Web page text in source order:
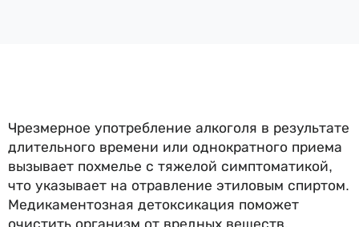
Чрезмерное употребление алкоголя в результате
длительного времени или однократного приема
вызывает похмелье с тяжелой симптоматикой,
что указывает на отравление этиловым спиртом.
Медикаментозная детоксикация поможет
очистить организм от вредных веществ,